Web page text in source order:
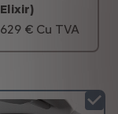
Elixir)
629 € Cu TVA